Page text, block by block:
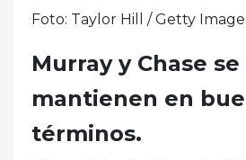
Foto: Taylor Hill / Getty
Murray y Chase se
mantienen en
términos.